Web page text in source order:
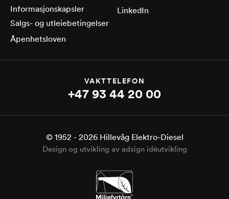
Informasjonskapsler
Salgs- og utleiebetingelser
Åpenhetsloven
LinkedIn
VAKTTELEFON
+47 93 44 20 00
© 1952 - 2026Hillevåg Elektro-Diesel
Design og utvikling av adsign idéutvikling